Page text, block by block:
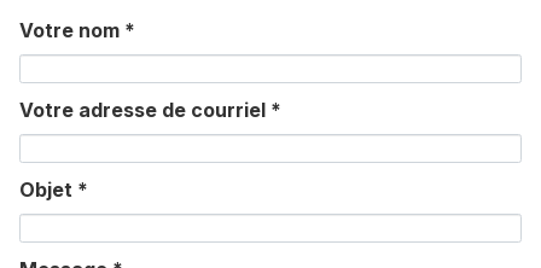
Votre nom *
Votre adresse de courriel *
Objet *